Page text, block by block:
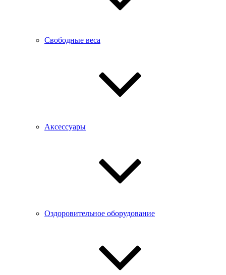
Свободные веса
Аксессуары
Оздоровительное оборудование